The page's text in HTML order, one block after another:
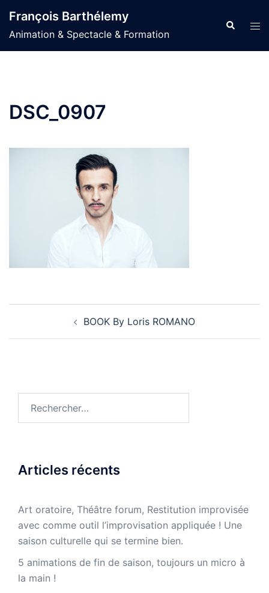
au
contenu
François Barthélemy
Animation & Spectacle & Formation
DSC_0907
BOOK By Loris ROMANO
Articles récents
Art oratoire, Théâtre forum, Restitution improvisée
avec comme outil l’improvisation appliquée ! Une
saison culturelle qui se termine bien.
5 animations de fin de saison, toujours un micro à
la main !